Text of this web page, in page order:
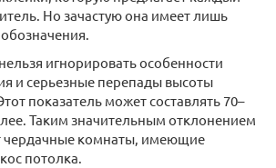
Но зачастую она имеет лишь
игнорировать особенности
и серьезные перепады высоты
показатель может составлять 70–
Таким значительным отклонением
чердачные комнаты, имеющие
потолка.